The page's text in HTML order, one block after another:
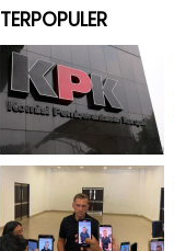
TERPOPULER